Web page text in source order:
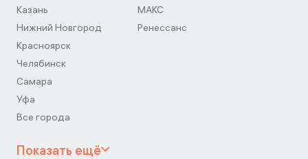
Казань
Нижний Новгород
Красноярск
Челябинск
Самара
Уфа
Все города
МАКС
Ренессанс
Показать ещё